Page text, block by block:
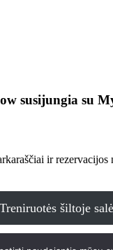
susijungia su
ir rezervacijos
Treniruotės šiltoje